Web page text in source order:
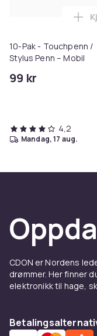
10-Pak - Touchpenn /
Stylus Penn – Mobil
99 kr
4,2
mandag, 17 aug.
CDON er Nordens
drømmer. Her finner
elektronikk til hage,